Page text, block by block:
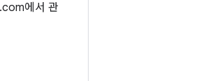
에서 관